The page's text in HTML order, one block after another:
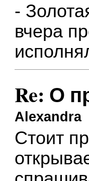
-
вчера
Re: О
Alexandra
Стоит